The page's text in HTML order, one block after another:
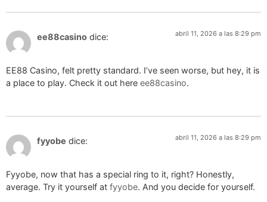
ee88casino dice: abril 11, 2026 a las 8:29 pm
EE88 Casino, felt pretty standard. I’ve seen worse, but hey, it is
a place to play. Check it out here ee88casino.
fyyobe dice: abril 11, 2026 a las 8:29 pm
Fyyobe, now that has a special ring to it, right? Honestly,
average. Try it yourself at fyyobe. And you decide for yourself.